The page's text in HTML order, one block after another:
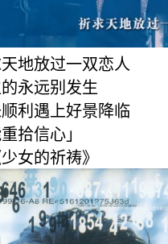
天地放过一双恋人
永远别发生
利遇上好景降临
拾信心」
女的祈祷》